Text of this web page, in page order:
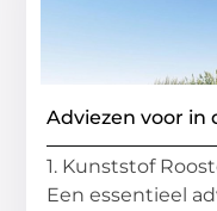
Adviezen voor in
1. Kunststof
Een essentieel